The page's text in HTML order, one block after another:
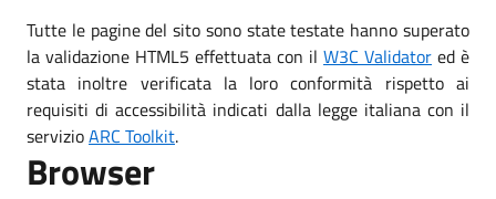
Tutte le pagine del sito sono state testate hanno superato
la validazione HTML5 effettuata con il W3C Validator ed è
stata inoltre verificata la loro conformità rispetto ai
requisiti di accessibilità indicati dalla legge italiana con il
servizioARC Toolkit.
Browser